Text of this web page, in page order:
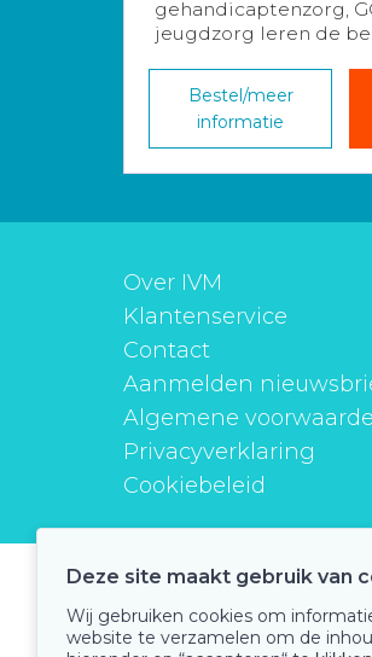
gehandicaptenzorg,
jeugdzorg leren de
Bestel/meer
informatie
Over IVM
Klantenservice
Contact
Aanmelden
Algemene
Privacyverklaring
Cookiebeleid
Deze site maakt gebruik van
Wij gebruiken cookies om
website te verzamelen om de